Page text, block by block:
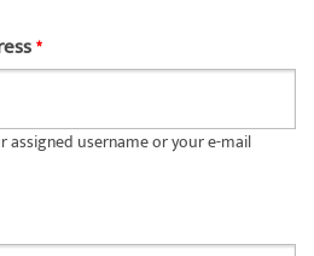
*
username or your e-mail